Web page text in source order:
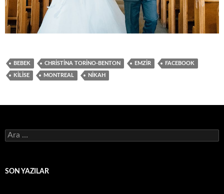
BEBEK CHRISTINA TORINO-BENTON EMZIR FACEBOOK
KILISE MONTREAL NIKAH
Arama:
SON YAZILAR